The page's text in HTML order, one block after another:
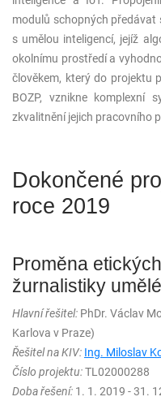
modulů schopných
s umělou inteligencí, jejíž
okolnímu prostředí a
člověkem, který do projektu
BOZP, vznikne komplexní
zkvalitnění jejich pracovního
Dokončené
roce 2019
Proměna
žurnalistiky
Hlavní řešitel: PhDr. Václav
Karlova v Praze)
Řešitel na KIV: Ing. Miloslav
Číslo projektu:TL02000288
Doba řešení: 1. 1. 2019 - 31.